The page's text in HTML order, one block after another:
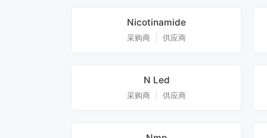
Nicotinamide
采购商 供应商
N Led
采购商 供应商